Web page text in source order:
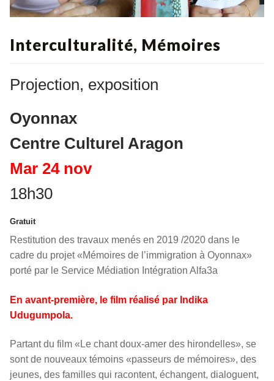
Interculturalité, Mémoires
Projection, exposition
Oyonnax
Centre Culturel Aragon
Mar 24 nov
18h30
Gratuit
Restitution des travaux menés en 2019 /2020 dans le
cadre du projet «Mémoires de l’immigration à Oyonnax»
porté par le Service Médiation Intégration A lfa3a
En avant-première, le film réalisé par Indika
Udugumpola.
Partant du film «Le chant doux-amer des hirondelles», se
sont de nouveaux témoins «passeurs de mémoires», des
jeunes, des familles qui racontent, échangent, dialoguent,